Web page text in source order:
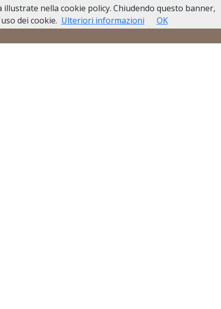
Decesso Casa Funeraria Contatti
nella cookie policy. Chiudendo questo banner,
dei cookie. Ulteriori informazioni OK